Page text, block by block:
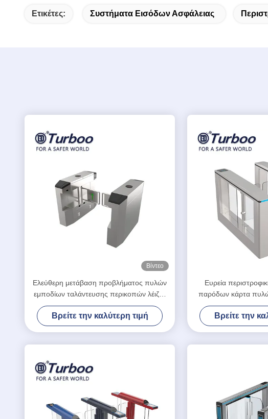
Ετικέτες: Συστήματα Εισόδων Ασφάλειας
Βίντεο
Ελεύθερη μετάβαση προβλήματος πυλών
εμποδίων ταλάντευσης περικοπών λέιζερ
για τα λούνα παρκ
Βρείτε την καλύτερη τιμή
Ευρεία
παρόδων κάρτα
ταλάντευσης 30w
Βρείτε την